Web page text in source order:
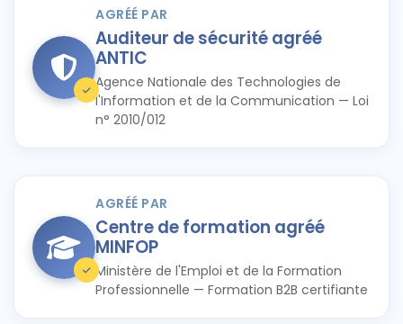
AGRÉÉ PAR
Auditeur de sécurité agréé
ANTIC
Agence Nationale des Technologies de
l'Information et de la Communication — Loi
n° 2010/012
AGRÉÉ PAR
Centre de formation agréé
MINFOP
Ministère de l'Emploi et de la Formation
Professionnelle — Formation B2B certifiante